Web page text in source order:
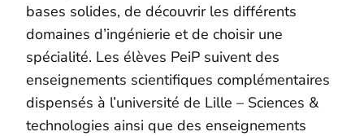
bases solides, de découvrir les différents
domaines d’ingénierie et de choisir une
spécialité. Les élèves PeiP suivent des
enseignements scientifiques complémentaires
dispensés à l’université de Lille – Sciences &
technologies ainsi que des enseignements